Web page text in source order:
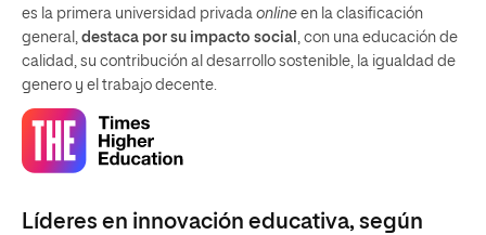
es la primera universidad privada online en la clasificación
general, destaca por su impacto social , con una educación de
calidad, su contribución al desarrollo sostenible, la igualdad de
genero y el trabajo decente.
Líderes en innovación educativa, según